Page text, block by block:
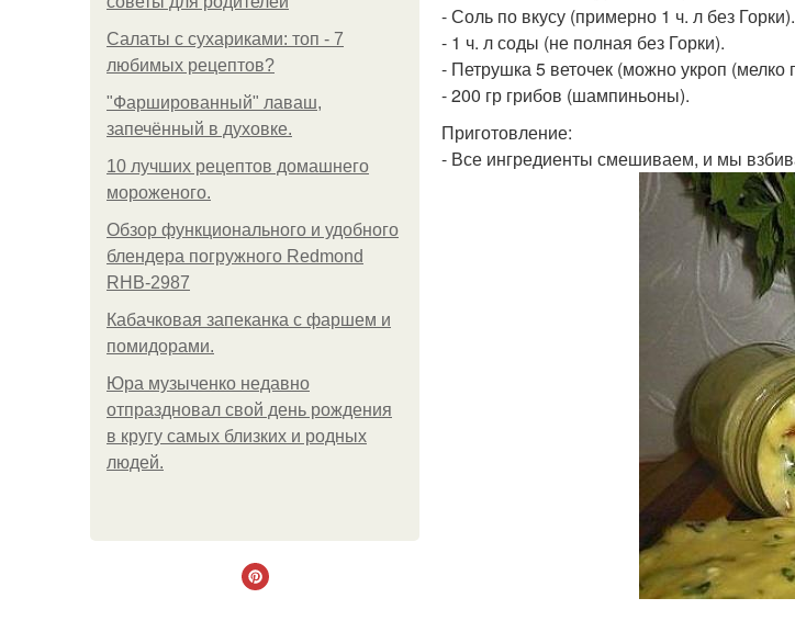
Салаты с сухариками: топ - 7
любимых рецептов?
"Фаршированный" лаваш,
запечённый в духовке.
10 лучших рецептов домашнего
мороженого.
Обзор функционального и удобного
блендера погружного Redmond
RHB-2987
Кабачковая запеканка с фаршем и
помидорами.
Юра музыченко недавно
отпраздновал свой день рождения
в кругу самых близких и родных
людей.
- Соль по вкусу (примерно 1 ч. л без Горки).
- 1 ч. л соды (не полная без Горки).
- Петрушка 5 веточек (можно укроп (мелко
- 200 гр грибов (шампиньоны).
Приготовление:
- Все ингредиенты смешиваем, и мы